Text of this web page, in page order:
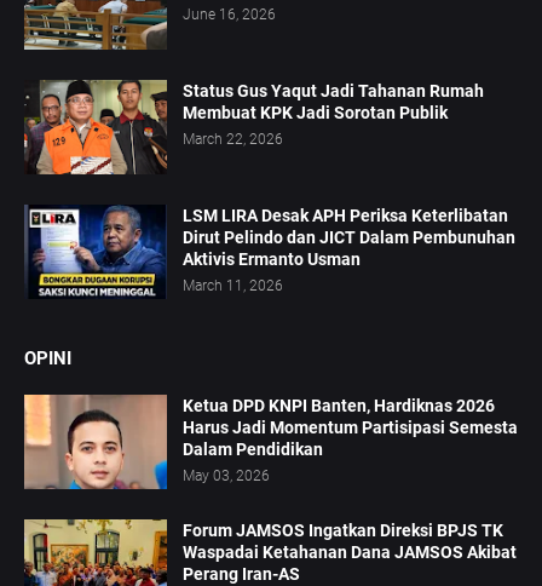
June 16, 2026
Status Gus Yaqut Jadi Tahanan Rumah
Membuat KPK Jadi Sorotan Publik
March 22, 2026
LSM LIRA Desak APH Periksa Keterlibatan
Dirut Pelindo dan JICT Dalam Pembunuhan
Aktivis Ermanto Usman
March 11, 2026
OPINI
Ketua DPD KNPI Banten, Hardiknas 2026
Harus Jadi Momentum Partisipasi Semesta
Dalam Pendidikan
May 03, 2026
Forum JAMSOS Ingatkan Direksi BPJS TK
Waspadai Ketahanan Dana JAMSOS Akibat
Perang Iran-AS